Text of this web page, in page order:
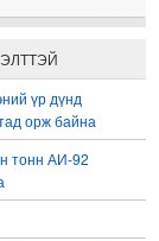
үр дүнд
орж байна
тонн АИ-92